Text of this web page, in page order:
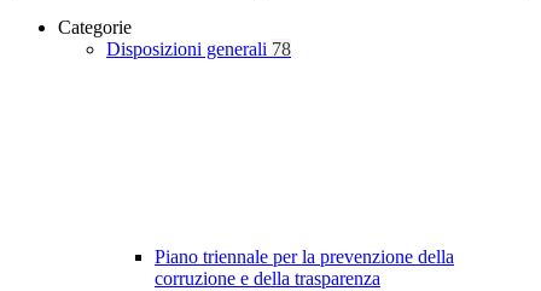
Categorie
Disposizioni generali 78
Piano triennale per la prevenzione della
corruzione e della trasparenza